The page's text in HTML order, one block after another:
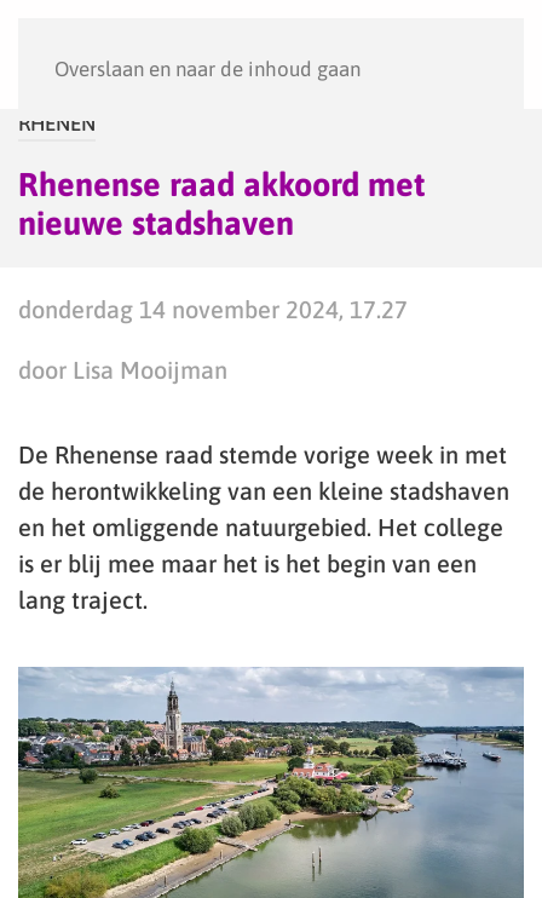
Overslaan en naar de inhoud gaan
RHENEN
Rhenense raad akkoord met
nieuwe stadshaven
donderdag 14 november 2024, 17.27
door Lisa Mooijman
De Rhenense raad stemde vorige week in met
de herontwikkeling van een kleine stadshaven
en het omliggende natuurgebied. Het college
is er blij mee maar het is het begin van een
lang traject.